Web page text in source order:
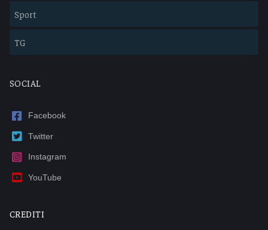
Sport
TG
SOCIAL
Facebook
Twitter
Instagram
YouTube
CREDITI